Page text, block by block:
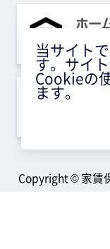
Copyright © 家賃
当サイト
す。サイ
Cookieの
ます。